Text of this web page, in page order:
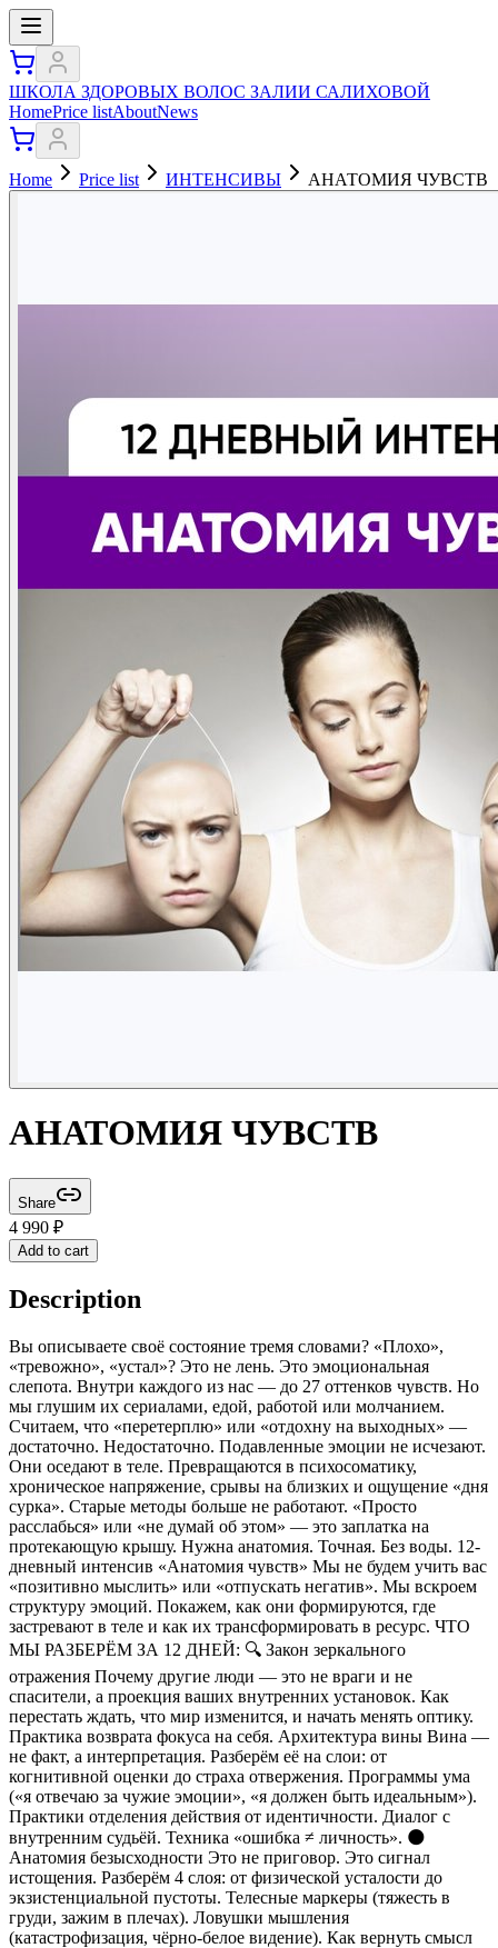
ШКОЛА ЗДОРОВЫХ ВОЛОС ЗАЛИИ САЛИХОВОЙ
HomePrice listAboutNews
Home Price list ИНТЕНСИВЫ АНАТОМИЯ ЧУВСТВ
АНАТОМИЯ ЧУВСТВ
Share
4 990 ₽
Add to cart
Description
Вы описываете своё состояние тремя словами? «Плохо»,
«тревожно», «устал»? Это не лень. Это эмоциональная
слепота. Внутри каждого из нас — до 27 оттенков чувств. Но
мы глушим их сериалами, едой, работой или молчанием.
Считаем, что «перетерплю» или «отдохну на выходных» —
достаточно. Недостаточно. Подавленные эмоции не исчезают.
Они оседают в теле. Превращаются в психосоматику,
хроническое напряжение, срывы на близких и ощущение «дня
сурка». Старые методы больше не работают. «Просто
расслабься» или «не думай об этом» — это заплатка на
протекающую крышу. Нужна анатомия. Точная. Без воды. 12-
дневный интенсив «Анатомия чувств» Мы не будем учить вас
«позитивно мыслить» или «отпускать негатив». Мы вскроем
структуру эмоций. Покажем, как они формируются, где
застревают в теле и как их трансформировать в ресурс. ЧТО
МЫ РАЗБЕРЁМ ЗА 12 ДНЕЙ: 🔍 Закон зеркального
отражения Почему другие люди — это не враги и не
спасители, а проекция ваших внутренних установок. Как
перестать ждать, что мир изменится, и начать менять оптику.
Практика возврата фокуса на себя. Архитектура вины Вина —
не факт, а интерпретация. Разберём её на слои: от
когнитивной оценки до страха отвержения. Программы ума
(«я отвечаю за чужие эмоции», «я должен быть идеальным»).
Практики отделения действия от идентичности. Диалог с
внутренним судьёй. Техника «ошибка ≠ личность». 🌑
Анатомия безысходности Это не приговор. Это сигнал
истощения. Разберём 4 слоя: от физической усталости до
экзистенциальной пустоты. Телесные маркеры (тяжесть в
груди, зажим в плечах). Ловушки мышления
(катастрофизация, чёрно-белое видение). Как вернуть смысл